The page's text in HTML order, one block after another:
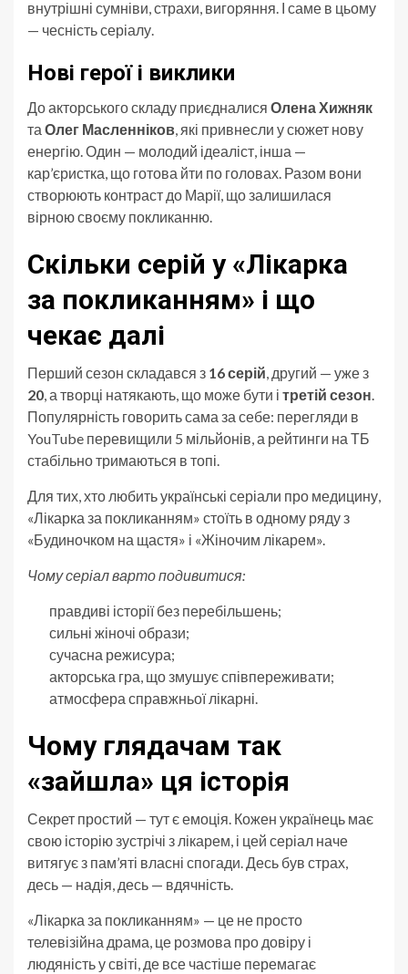
внутрішні сумніви, страхи, вигоряння. І саме в цьому
— чесність серіалу.
Нові герої і виклики
До акторського складу приєдналися Олена Хижняк
та Олег Масленніков, які привнесли у сюжет нову
енергію. Один — молодий ідеаліст, інша —
кар’єристка, що готова йти по головах. Разом вони
створюють контраст до Марії, що залишилася
вірною своєму покликанню.
Скільки серій у «Лікарка
за покликанням» і що
чекає далі
Перший сезон складався з 16 серій, другий — уже з
20, а творці натякають, що може бути і третій сезон.
Популярність говорить сама за себе: перегляди в
YouTube перевищили 5 мільйонів, а рейтинги на ТБ
стабільно тримаються в топі.
Для тих, хто любить українські серіали про медицину,
«Лікарка за покликанням» стоїть в одному ряду з
«Будиночком на щастя» і «Жіночим лікарем».
Чому серіал варто подивитися:
правдиві історії без перебільшень;
сильні жіночі образи;
сучасна режисура;
акторська гра, що змушує співпереживати;
атмосфера справжньої лікарні.
Чому глядачам так
«зайшла» ця історія
Секрет простий — тут є емоція. Кожен українець має
свою історію зустрічі з лікарем, і цей серіал наче
витягує з пам’яті власні спогади. Десь був страх,
десь — надія, десь — вдячність.
«Лікарка за покликанням» — це не просто
телевізійна драма, це розмова про довіру і
людяність у світі, де все частіше перемагає